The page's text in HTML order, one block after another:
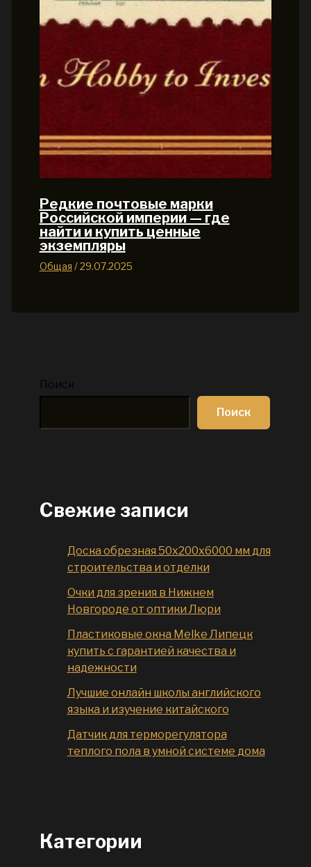
Редкие почтовые марки
Российской империи — где
найти и купить ценные
экземпляры
Общая /29.07.2025
Поиск
Поиск
Свежие записи
Доска обрезная 50x200x6000 мм для
строительства и отделки
Очки для зрения в Нижнем
Новгороде от оптики Люри
Пластиковые окна Melke Липецк
купить с гарантией качества и
надежности
Лучшие онлайн школы английского
языка и изучение китайского
Датчик для терморегулятора
теплого пола в умной системе дома
Категории